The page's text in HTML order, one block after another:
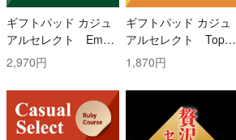
ギフトパッド カジュ
アルセレクト Emer
ald(エメラルド)コー
ス
2,970円
ギフトパッド カジュ
アルセレクト Topaz
(トパーズ)コース
1,870円